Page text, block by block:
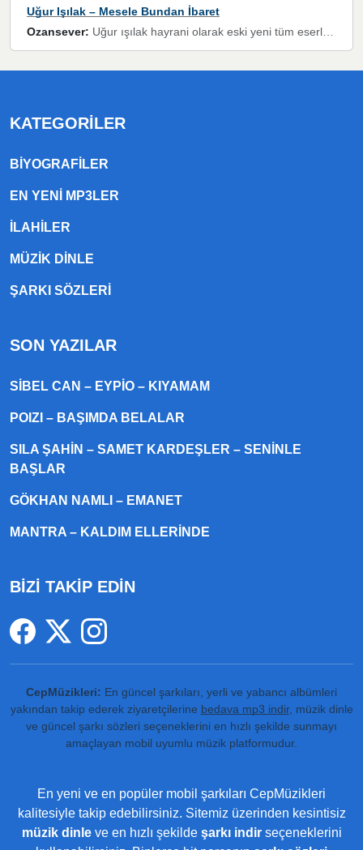
Uğur Işılak – Mesele Bundan İbaret
Ozansever: Uğur ışılak hayrani olarak eski yeni tüm eserlerini keyifle huzurla dinleyenlerden birisiyim, emeğine saygı duyan gönül veren bunu en güzel şekilde sevenlerine ulaştıran siz değerli sayfa yöneticilerine de teşekkür ederim
KATEGORILER
BIYOGRAFILER
EN YENI MP3LER
ILAHILER
MÜZIK DINLE
ŞARKI SÖZLERI
SON YAZILAR
SIBEL CAN – EYPIO – KIYAMAM
POIZI – BAŞIMDA BELALAR
SILA ŞAHIN – SAMET KARDEŞLER – SENINLE
BAŞLAR
GÖKHAN NAMLI – EMANET
MANTRA – KALDIM ELLERINDE
BİZİ TAKİP EDİN
CepMüzikleri: En güncel şarkıları, yerli ve yabancı albümleri
yakından takip ederek ziyaretçilerine bedava mp3 indir, müzik dinle
ve güncel şarkı sözleri seçeneklerini en hızlı şekilde sunmayı
amaçlayan mobil uyumlu müzik platformudur.
En yeni ve en popüler mobil şarkıları CepMüzikleri
kalitesiyle takip edebilirsiniz. Sitemiz üzerinden kesintisiz
müzik dinleve en hızlı şekilde şarkı indirseçeneklerini